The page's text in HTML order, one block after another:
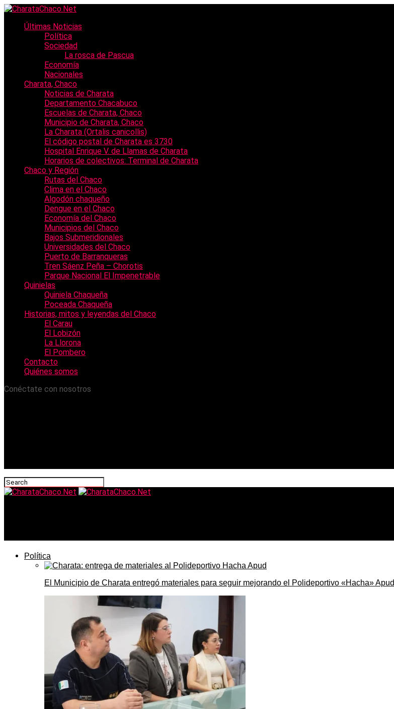
Últimas Noticias
Política
Sociedad
La rosca de Pascua
Economía
Nacionales
Charata, Chaco
Noticias de Charata
Departamento Chacabuco
Escuelas de Charata, Chaco
Municipio de Charata, Chaco
La Charata (Ortalis canicollis)
El código postal de Charata es 3730
Hospital Enrique V. de Llamas de Charata
Horarios de colectivos: Terminal de Charata
Chaco y Región
Rutas del Chaco
Clima en el Chaco
Algodón chaqueño
Dengue en el Chaco
Economía del Chaco
Municipios del Chaco
Bajos Submeridionales
Universidades del Chaco
Puerto de Barranqueras
Tren Sáenz Peña – Chorotis
Parque Nacional El Impenetrable
Quinielas
Quiniela Chaqueña
Poceada Chaqueña
Historias, mitos y leyendas del Chaco
El Carau
El Lobizón
La Llorona
El Pombero
Contacto
Quiénes somos
Conéctate con nosotros
Política
El Municipio de Charata entregó materiales para seguir mejorando el Polideportivo «Hacha» Apud